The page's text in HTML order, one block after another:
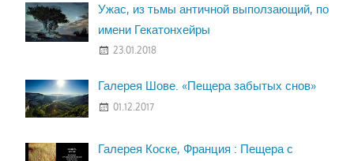
Ужас, из тьмы античной выползающий, по
имени Гекатонхейры
23.01.2018
Галерея Шове. «Пещера забытых снов»
01.12.2017
Галерея Коске, Франция : Пещера с